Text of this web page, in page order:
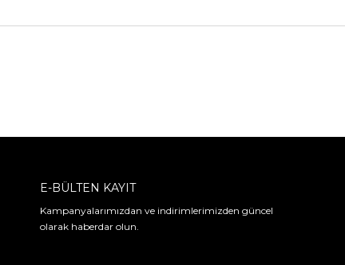
E-BÜLTEN KAYIT
Kampanyalarımızdan ve indirimlerimizden güncel
olarak haberdar olun.